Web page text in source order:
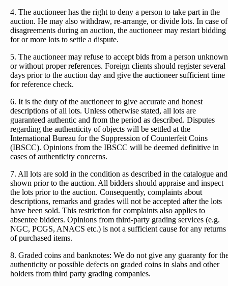
4. The auctioneer has the right to deny a person to take part in the
auction. He may also withdraw, re-arrange, or divide lots. In case of
disagreements during an auction, the auctioneer may restart bidding
for or more lots to settle a dispute.
5. The auctioneer may refuse to accept bids from a person unknown
or without proper references. Foreign clients should register several
days prior to the auction day and give the auctioneer sufficient time
for reference check.
6. It is the duty of the auctioneer to give accurate and honest
descriptions of all lots. Unless otherwise stated, all lots are
guaranteed authentic and from the period as described. Disputes
regarding the authenticity of objects will be settled at the
International Bureau for the Suppression of Counterfeit Coins
(IBSCC). Opinions from the IBSCC will be deemed definitive in
cases of authenticity concerns.
7. All lots are sold in the condition as described in the catalogue and
shown prior to the auction. All bidders should appraise and inspect
the lots prior to the auction. Consequently, complaints about
descriptions, remarks and grades will not be accepted after the lots
have been sold. This restriction for complaints also applies to
absentee bidders. Opinions from third-party grading services (e.g.
NGC, PCGS, ANACS etc.) is not a sufficient cause for any returns
of purchased items.
8. Graded coins and banknotes: We do not give any guaranty for
authenticity or possible defects on graded coins in slabs and other
holders from third party grading companies.